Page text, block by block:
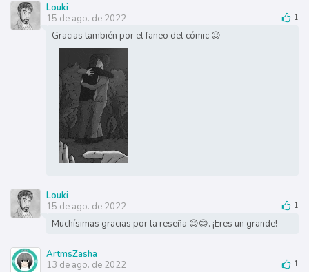
Louki
15 de ago. de 2022
1
Gracias también por el faneo del cómic 😉
Louki
15 de ago. de 2022
1
Muchísimas gracias por la reseña 😊😊. ¡Eres un grande!
ArtmsZasha
13 de ago. de 2022
1